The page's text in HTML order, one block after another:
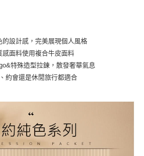
不需綁卡、不需儲值。
簡訊認證，即可結帳。
務後，再付款。
流程】
含以上)免運費
約時髦牛皮紋手提波士頓包(6色)
料
下午13:00~18:00】
：【A-MAY STYLE(艾美時尚)】優惠好康
的設計感，完美展現個人風格
感面料使用複合牛皮面料
特殊造型拉鍊，散發奢華氣息
、約會還是休閒旅行都適合